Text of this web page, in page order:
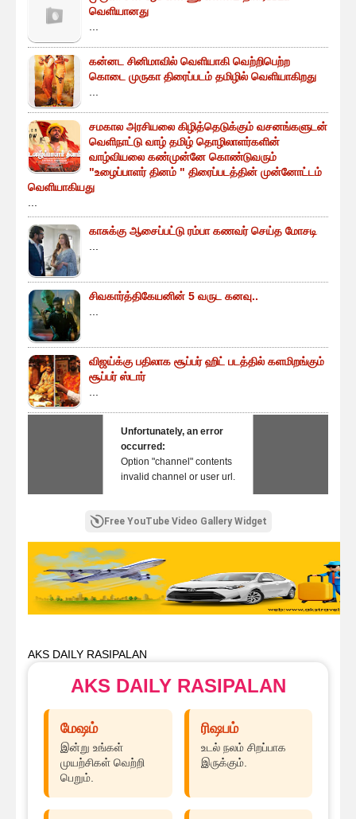
வெளியானது
கன்னட சினிமாவில் வெளியாகி வெற்றிபெற்ற
கொடை முருகா திரைப்படம் தமிழில் வெளியாகிறது
சமகால அரசியலை கிழித்தெடுக்கும் வசனங்களுடன்
வெளிநாட்டு வாழ் தமிழ் தொழிலாளர்களின்
வாழ்வியலை கண்முன்னே கொண்டுவரும்
"உழைப்பாளர் தினம் " திரைப்படத்தின் முன்னோட்டம்
வெளியாகியது
காசுக்கு ஆசைப்பட்டு ரம்பா கணவர் செய்த மோசடி
சிவகார்த்திகேயனின் 5 வருட கனவு..
விஜய்க்கு பதிலாக சூப்பர் ஹிட் படத்தில் களமிறங்கும்
சூப்பர் ஸ்டார்
Unfortunately, an error
occurred:
Option "channel" contents
invalid channel or user url.
Free YouTube Video Gallery Widget
AKS DAILY RASIPALAN
AKS DAILY RASIPALAN
மேஷம்
இன்று உங்கள்
முயற்சிகள் வெற்றி
பெறும்.
ரிஷபம்
உடல் நலம் சிறப்பாக
இருக்கும்.